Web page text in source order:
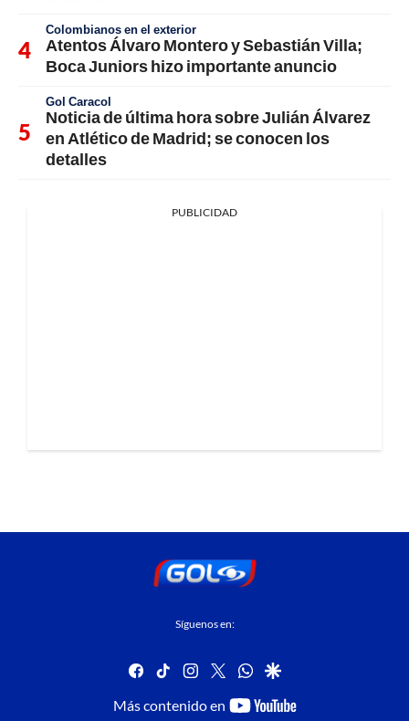
Colombianos en el exterior
Atentos Álvaro Montero y Sebastián Villa;
Boca Juniors hizo importante anuncio
Gol Caracol
Noticia de última hora sobre Julián Álvarez
en Atlético de Madrid; se conocen los
detalles
PUBLICIDAD
Síguenos en:
facebook
tiktok instagram
twitterwhatsapp
google
Más contenido en
youtube-